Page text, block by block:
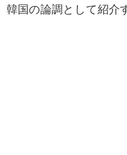
韓国の論調として紹介